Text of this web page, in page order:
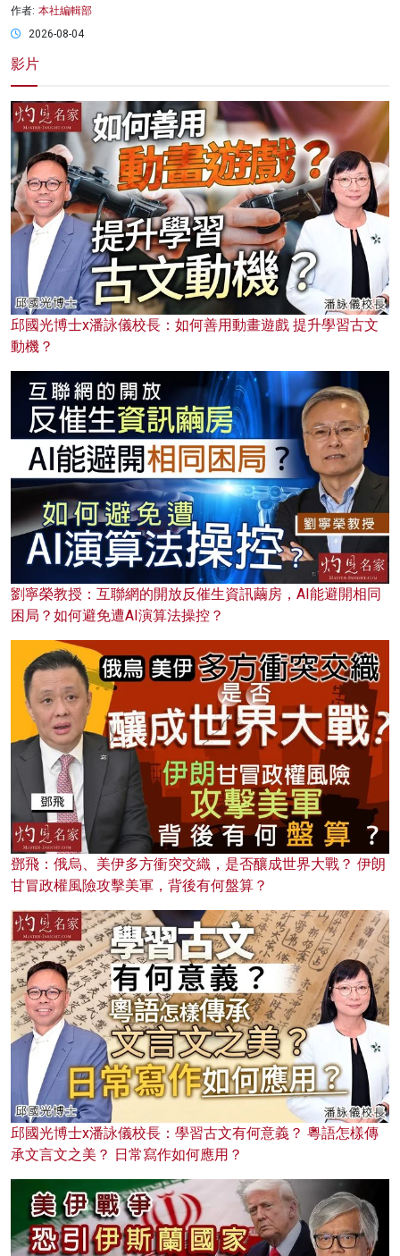
作者: 本社編輯部
2026-08-04
影片
邱國光博士x潘詠儀校長：如何善用動畫遊戲 提升學習古文
動機？
劉寧榮教授：互聯網的開放反催生資訊繭房，AI能避開相同
困局？如何避免遭AI演算法操控？
鄧飛：俄烏、美伊多方衝突交織，是否釀成世界大戰？ 伊朗
甘冒政權風險攻擊美軍，背後有何盤算？
邱國光博士x潘詠儀校長：學習古文有何意義？ 粵語怎樣傳
承文言文之美？ 日常寫作如何應用？